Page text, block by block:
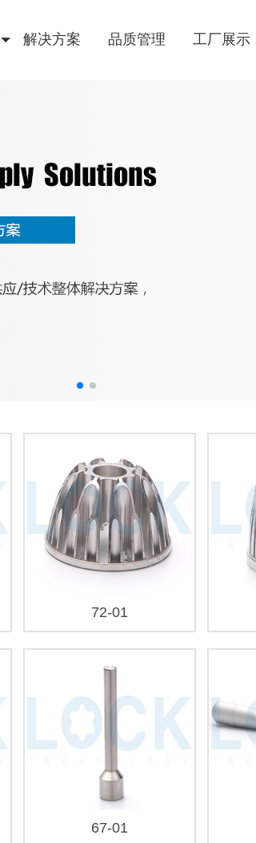
解决方案 品质管理 工厂展示
72-01
67-01